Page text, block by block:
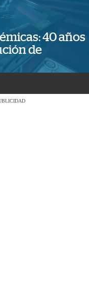
40 años
de